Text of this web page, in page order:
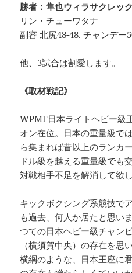
勝者：隼也ウィラサクレック
リン・チューワタナ
副審 北尻48-48. チャンデー
他、3試合は割愛します。
《取材戦記》
WPMF日本ライトヘビー級
オン在位。日本の重量級で
ら集まれば昔以上のランカ
ドル級を越える重量級でも
対戦相手不足を解消して欲
キックボクシング系競技で
も過去、何人か居たと思い
つての日本ヘビー級チャン
（横須賀中央）の存在を思
横綱のような、日本王座に